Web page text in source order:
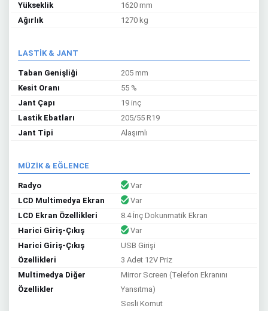
Yükseklik
1620 mm
Ağırlık
1270 kg
LASTİK & JANT
Taban Genişliği
205 mm
Kesit Oranı
55 %
Jant Çapı
19 inç
Lastik Ebatları
205/55 R19
Jant Tipi
Alaşımlı
MÜZİK & EĞLENCE
Radyo
Var
LCD Multimedya Ekran
Var
LCD Ekran Özellikleri
8.4 İnç Dokunmatik Ekran
Harici Giriş-Çıkış
Var
Harici Giriş-Çıkış
Özellikleri
USB Girişi
3 Adet 12V Priz
Multimedya Diğer
Özellikler
Mirror Screen (Telefon Ekranını
Yansıtma)
Sesli Komut